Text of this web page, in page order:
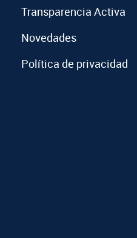
Transparencia Activa
Novedades
Política de privacidad